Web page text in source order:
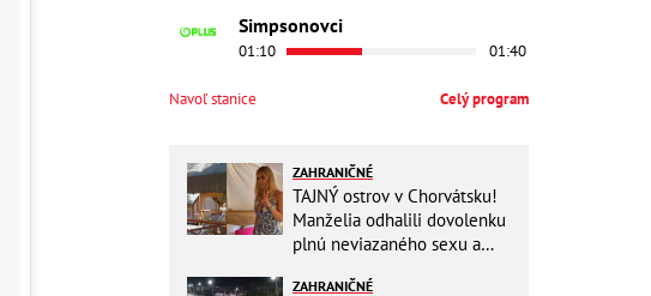
Simpsonovci
01:10 01:40
Navoľ stanice Celý program
ZAHRANIČNÉ
TAJNÝ ostrov v Chorvátsku!
Manželia odhalili dovolenku
plnú neviazaného sexu a
ZAHRANIČNÉ